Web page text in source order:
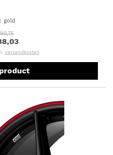
: gold
Verzendkosten